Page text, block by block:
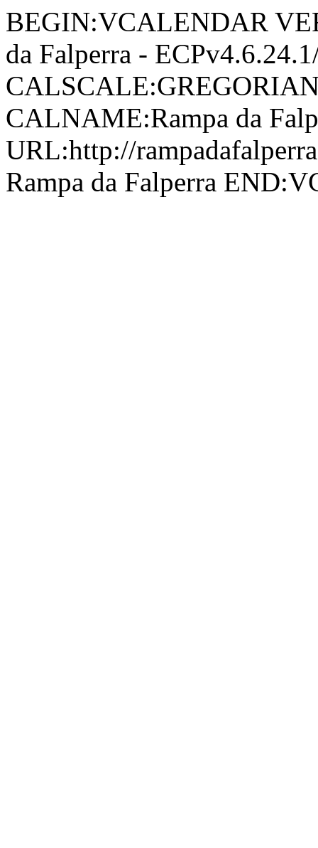
BEGIN:VCALENDAR
da Falperra -
CALNAME:Rampa da
URL:http://
Rampa da Falperra